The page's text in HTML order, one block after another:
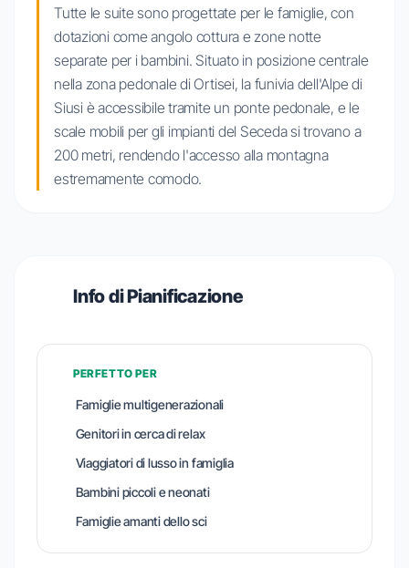
Tutte le suite sono progettate per le famiglie, con
dotazioni come angolo cottura e zone notte
separate per i bambini. Situato in posizione centrale
nella zona pedonale di Ortisei, la funivia dell'Alpe di
Siusi è accessibile tramite un ponte pedonale, e le
scale mobili per gli impianti del Seceda si trovano a
200 metri, rendendo l'accesso alla montagna
estremamente comodo.
Info di Pianificazione
PERFETTO PER
Famiglie multigenerazionali
Genitori in cerca di relax
Viaggiatori di lusso in famiglia
Bambini piccoli e neonati
Famiglie amanti dello sci